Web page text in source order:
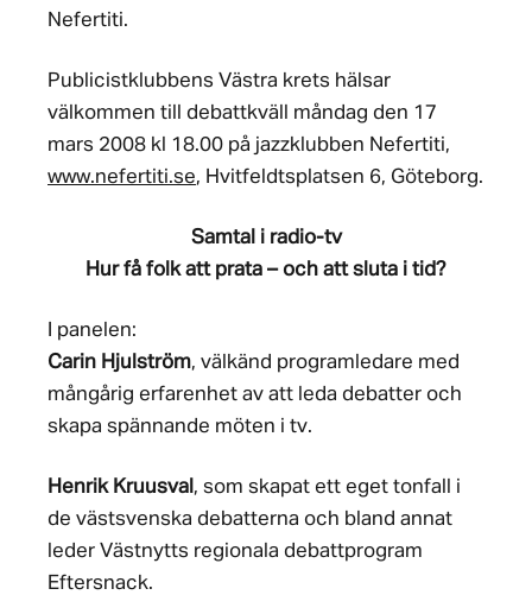
Nefertiti.
Publicistklubbens Västra krets hälsar
välkommen till debattkväll måndag den 17
mars 2008 kl 18.00 på jazzklubben Nefertiti,
www.nefertiti.se, Hvitfeldtsplatsen 6, Göteborg.
Samtal i radio-tv
Hur få folk att prata – och att sluta i tid?
I panelen:
Carin Hjulström, välkänd programledare med
mångårig erfarenhet av att leda debatter och
skapa spännande möten i tv.
Henrik Kruusval , som skapat ett eget tonfall i
de västsvenska debatterna och bland annat
leder Västnytts regionala debattprogram
Eftersnack.